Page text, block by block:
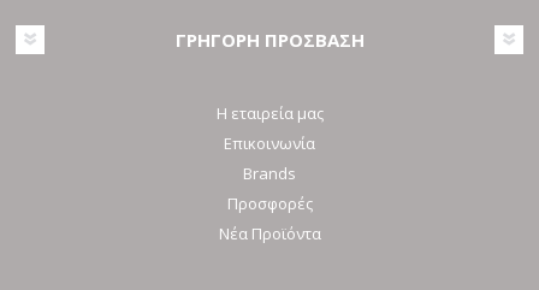
ΓΡΗΓΟΡΗ ΠΡΟΣΒΑΣΗ
Η εταιρεία μας
Επικοινωνία
Brands
Προσφορές
Νέα Προϊόντα